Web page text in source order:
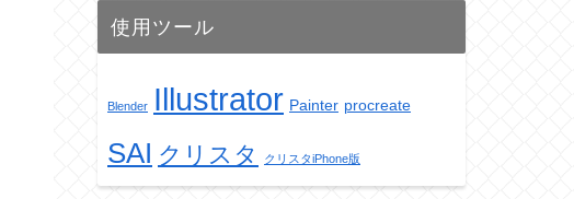
使用ツール
Blender Illustrator Painter procreate
SAI クリスタ クリスタiPhone版